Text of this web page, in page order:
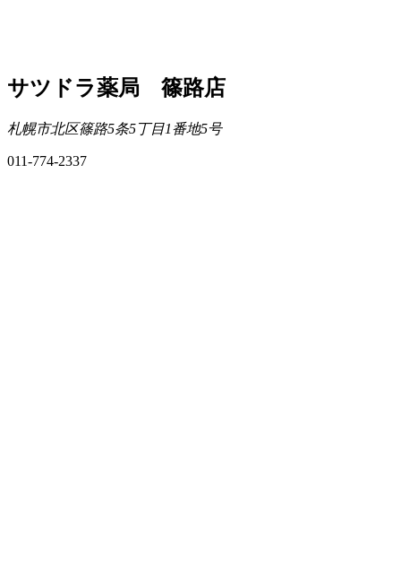
サツドラ薬局 篠路店
札幌市北区篠路5条5丁目1番地5号
011-774-2337